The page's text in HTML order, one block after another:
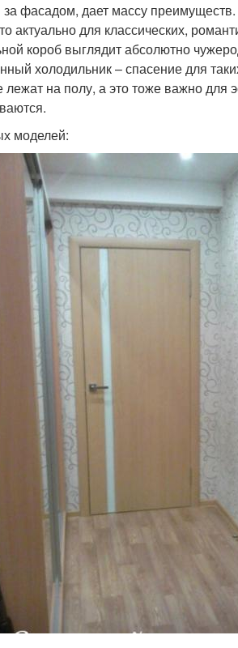
фасадом, дает массу
актуально для классических,
короб выглядит абсолютно
холодильник – спасение для
на полу, а это тоже важно для
моделей: